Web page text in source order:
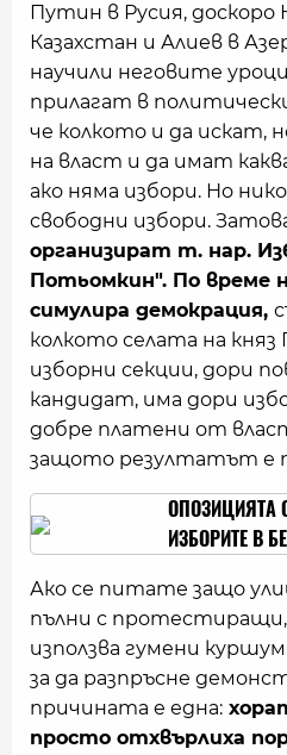
Путин в Русия, доскоро
Казахстан и Алиев в
научили неговите
прилагат в
че колкото и да искат,
на власт и да имат
ако няма избори. Но
свободни избори.
организират т. нар.
Потьомкин". По време
симулира демокрация,
колкото селата на
изборни секции, дори
кандидат, има дори
добре платени от
защото резултатът е
ОПОЗИЦИЯТА
ИЗБОРИТЕ В
Ако се питате защо
пълни с
използва гумени
за да разпръсне
причината е една:
просто отхвърлиха